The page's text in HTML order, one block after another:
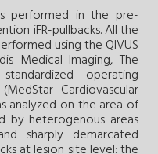
performed in the pre-
iFR-pullbacks. All the
using the QIVUS
Medical Imaging, The
operating
Cardiovascular
analyzed on the area of
by heterogenous areas
sharply demarcated